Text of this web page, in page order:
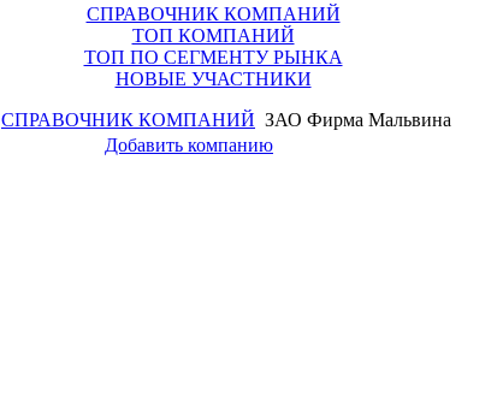
СПРАВОЧНИК КОМПАНИЙ
ТОП КОМПАНИЙ
ТОП ПО СЕГМЕНТУ РЫНКА
НОВЫЕ УЧАСТНИКИ
СПРАВОЧНИК КОМПАНИЙ ЗАО Фирма Мальвина
Добавить компанию